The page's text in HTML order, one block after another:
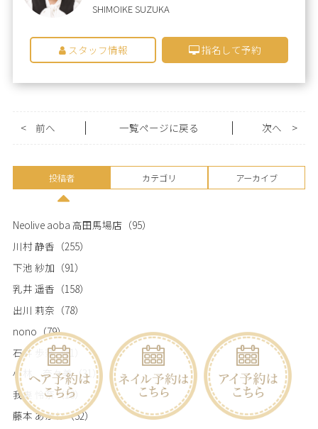
SHIMOIKE SUZUKA
スタッフ情報 指名して予約
< 前へ 一覧ページに戻る >
次へ
投稿者 カテゴリ アーカイブ
Neolive aoba 高田馬場店 （95）
川村 静香 （255）
下池 紗加 （91）
乳井 遥香 （158）
出川 莉奈 （78）
nono （79）
石井 歩奈（11）
小林 奈々美（31）
我妻 怜奈（18）
藤本 あかね（52）